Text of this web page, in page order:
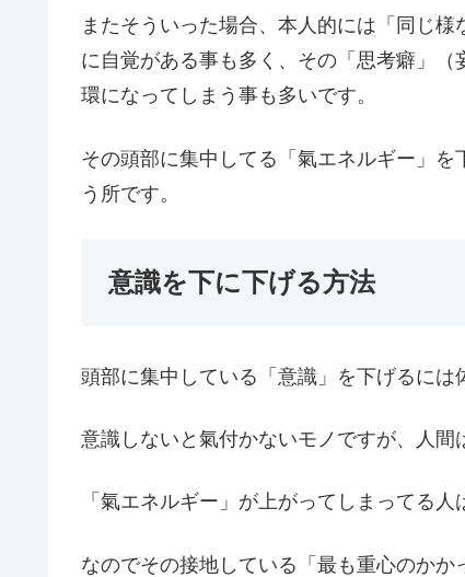
またそういった場合、本人的には「同じ
に自覚がある事も多く、その「思考癖」
環になってしまう事も多いです。
その頭部に集中してる「氣エネルギー」
う所です。
意識を下に下げる方法
頭部に集中している「意識」を下げるには
意識しないと氣付かないモノですが、人間
「氣エネルギー」が上がってしまってる
なのでその接地している「最も重心のかか